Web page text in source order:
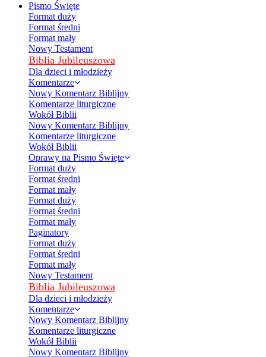
Pismo Święte
Format duży
Format średni
Format mały
Nowy Testament
Biblia Jubileuszowa
Dla dzieci i młodzieży
Komentarze
Nowy Komentarz Biblijny
Komentarze liturgiczne
Wokół Biblii
Nowy Komentarz Biblijny
Komentarze liturgiczne
Wokół Biblii
Oprawy na Pismo Święte
Format duży
Format średni
Format mały
Format duży
Format średni
Format mały
Paginatory
Format duży
Format średni
Format mały
Nowy Testament
Biblia Jubileuszowa
Dla dzieci i młodzieży
Komentarze
Nowy Komentarz Biblijny
Komentarze liturgiczne
Wokół Biblii
Nowy Komentarz Biblijny